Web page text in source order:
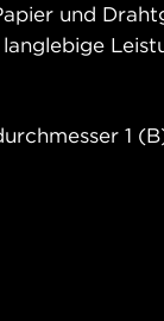
und
1